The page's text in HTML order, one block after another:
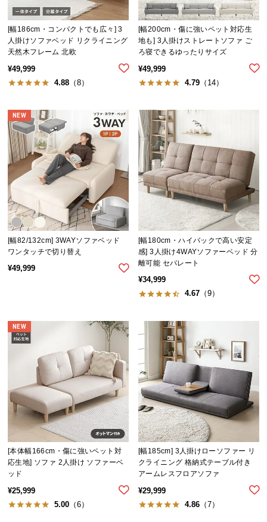
ピ
ン
グ
ガ
イ
お
支
払
い
い
て
配
送
い
て
商
の
配
送
に
[幅186cm・コンパクトでも広々] 3
人掛けソファベッド リクライニング
天然木フレーム 北欧
¥49,999
4.88 （8）
[幅200cm・傷に強いペット対応生
地も] 3人掛けストレートソファ ご
ろ寝できるゆったりサイズ
¥49,999
4.79 （14）
[幅82/132cm] 3WAYソファベッド
ワンタッチで切り替え
¥49,999
NEW
[幅180cm・ハイバックで高い安定
感] 3人掛け4WAYソファーベッド 分
離可能 セパレート
¥34,999
4.67 （9）
[本体幅166cm・傷に強いペット対
応生地] ソファ 2人掛け ソファーベ
ッド
¥25,999
5.00 （6）
NEW
[幅185cm] 3人掛けローソファー リ
クライニング 格納式テーブル付き
アームレスフロアソファ
¥29,999
4.86 （7）